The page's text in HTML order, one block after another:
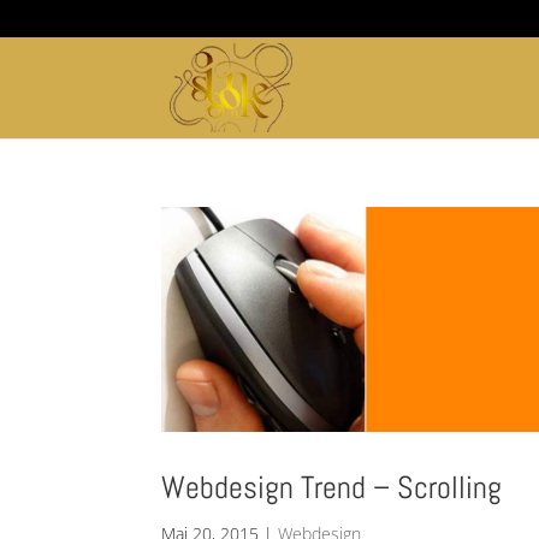
Webdesign Trend – Scrolling
Mai 20, 2015 |Webdesign